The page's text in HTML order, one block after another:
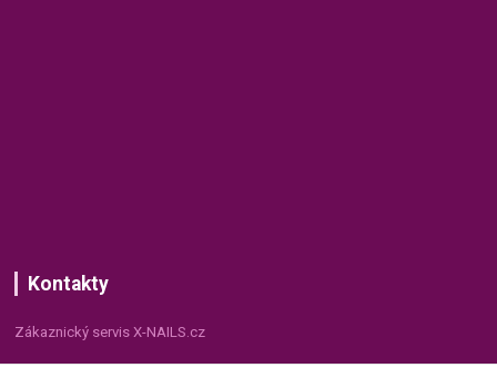
Kontakty
Zákaznický servis X-NAILS.cz